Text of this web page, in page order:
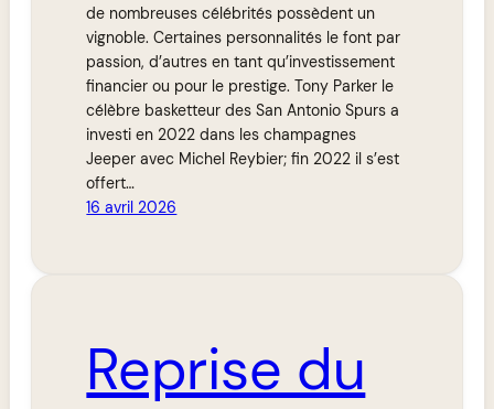
de nombreuses célébrités possèdent un
vignoble. Certaines personnalités le font par
passion, d’autres en tant qu’investissement
financier ou pour le prestige. Tony Parker le
célèbre basketteur des San Antonio Spurs a
investi en 2022 dans les champagnes
Jeeper avec Michel Reybier; fin 2022 il s’est
offert…
16 avril 2026
Reprise du